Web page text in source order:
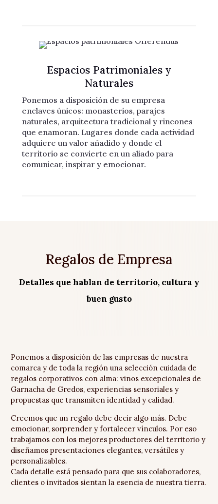
Espacios Patrimoniales y
Naturales
Ponemos a disposición de su empresa
enclaves únicos: monasterios, parajes
naturales, arquitectura tradicional y rincones
que enamoran. Lugares donde cada actividad
adquiere un valor añadido y donde el
territorio se convierte en un aliado para
comunicar, inspirar y emocionar.
Regalos de Empresa
Detalles que hablan de territorio, cultura y
buen gusto
Ponemos a disposición de las empresas de nuestra
comarca y de toda la región una selección cuidada de
regalos corporativos con alma: vinos excepcionales de
Garnacha de Gredos, experiencias sensoriales y
propuestas que transmiten identidad y calidad.
Creemos que un regalo debe decir algo más. Debe
emocionar, sorprender y fortalecer vínculos. Por eso
trabajamos con los mejores productores del territorio y
diseñamos presentaciones elegantes, versátiles y
personalizables.
Cada detalle está pensado para que sus colaboradores,
clientes o invitados sientan la esencia de nuestra tierra.